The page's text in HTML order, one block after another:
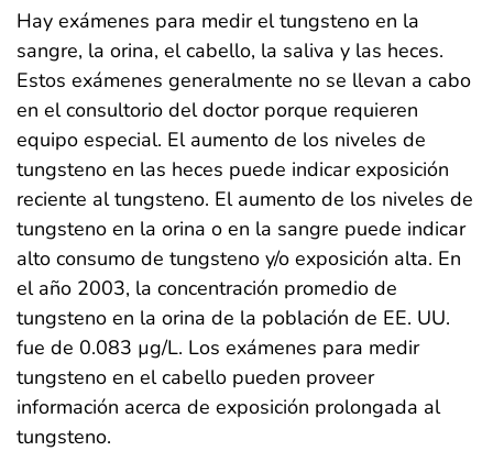
Hay exámenes para medir el tungsteno en la
sangre, la orina, el cabello, la saliva y las heces.
Estos exámenes generalmente no se llevan a cabo
en el consultorio del doctor porque requieren
equipo especial. El aumento de los niveles de
tungsteno en las heces puede indicar exposición
reciente al tungsteno. El aumento de los niveles de
tungsteno en la orina o en la sangre puede indicar
alto consumo de tungsteno y/o exposición alta. En
el año 2003, la concentración promedio de
tungsteno en la orina de la población de EE. UU.
fue de 0.083 µg/L. Los exámenes para medir
tungsteno en el cabello pueden proveer
información acerca de exposición prolongada al
tungsteno.